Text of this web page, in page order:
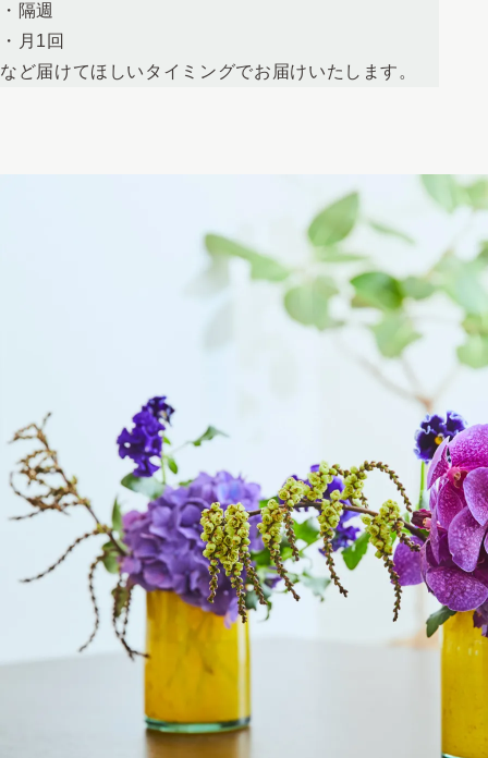
・隔週
・月1回
など届けてほしいタイミングでお届けいたします。